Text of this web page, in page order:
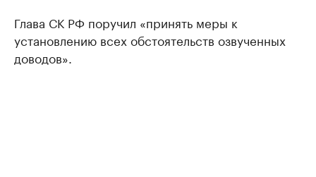
Глава СК РФ поручил «принять меры к
установлению всех обстоятельств озвученных
доводов».